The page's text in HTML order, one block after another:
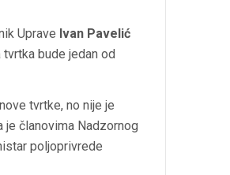
Uprave Ivan Pavelić
bude jedan od
tvrtke, no nije je
je članovima Nadzornog
poljoprivrede